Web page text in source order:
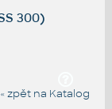
300)
« zpět na Katalog